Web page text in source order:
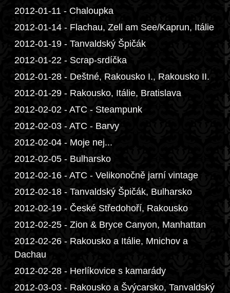
2012-01-11 - Chaloupka
2012-01-14 - Flachau, Zell am See/Kaprun, Itálie
2012-01-19 - Tanvaldský Špičák
2012-01-22 - Scrap-srdíčka
2012-01-28 - Deštné, Rakousko I., Rakousko II.
2012-01-29 - Rakousko, Itálie, Bratislava
2012-02-02 - ATC - Steampunk
2012-02-03 - ATC - Barvy
2012-02-04 - Moje nej...
2012-02-05 - Bulharsko
2012-02-16 - ATC - Velikonočně jarní vintage
2012-02-18 - Tanvaldský Špičák, Bulharsko
2012-02-19 - České Středohoří, Rakousko
2012-02-25 - Zion & Bryce Canyon, Manhattan
2012-02-26 - Rakousko a Itálie, Mnichov a
Dachau
2012-02-28 - Herlíkovice s kamarády
2012-03-03 - Rakousko a Švýcarsko, Tanvaldský